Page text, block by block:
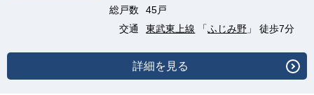
総戸数
45戸
交通
東武東上線 「ふじみ野 」 徒歩7分
詳細を見る